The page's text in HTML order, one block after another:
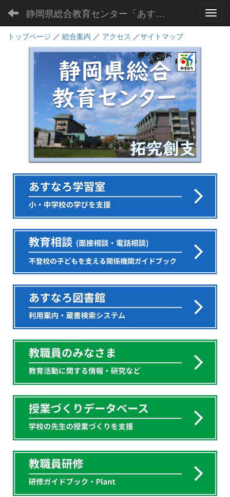
静岡県総合教育センター「あすなろ」
トップページ ／ 総合案内 ／ アクセス ／サイトマップ